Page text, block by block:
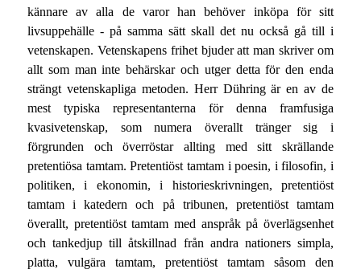
kännare av alla de varor han behöver inköpa för sitt
livsuppehälle - på samma sätt skall det nu också gå till i
vetenskapen. Vetenskapens frihet bjuder att man skriver om
allt som man inte behärskar och utger detta för den enda
strängt vetenskapliga metoden. Herr Dühring är en av de
mest typiska representanterna för denna framfusiga
kvasivetenskap, som numera överallt tränger sig i
förgrunden och överröstar allting med sitt skrällande
pretentiösa tamtam. Pretentiöst tamtam i poesin, i filosofin, i
politiken, i ekonomin, i historieskrivningen, pretentiöst
tamtam i katedern och på tribunen, pretentiöst tamtam
överallt, pretentiöst tamtam med anspråk på överlägsenhet
och tankedjup till åtskillnad från andra nationers simpla,
platta, vulgära tamtam, pretentiöst tamtam såsom den